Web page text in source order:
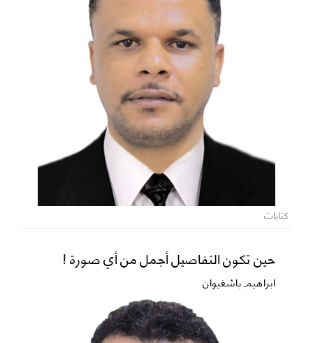
كتابات
حين تكون التفاصيل أجمل من أي صورة !
ابراهيم باشغيوان